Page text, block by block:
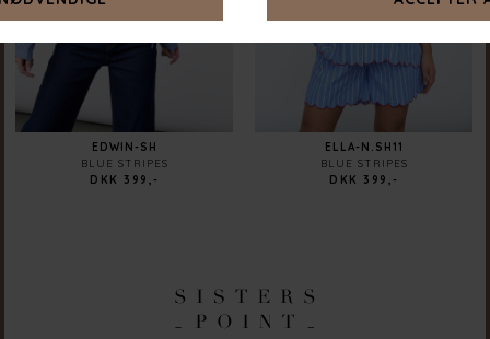
EDWIN-SH
BLUE STRIPES
DKK 399,-
ELLA-N.SH11
BLUE STRIPES
DKK 399,-